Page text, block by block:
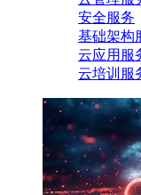
安全服务
基础架构
云应用服
云培训服